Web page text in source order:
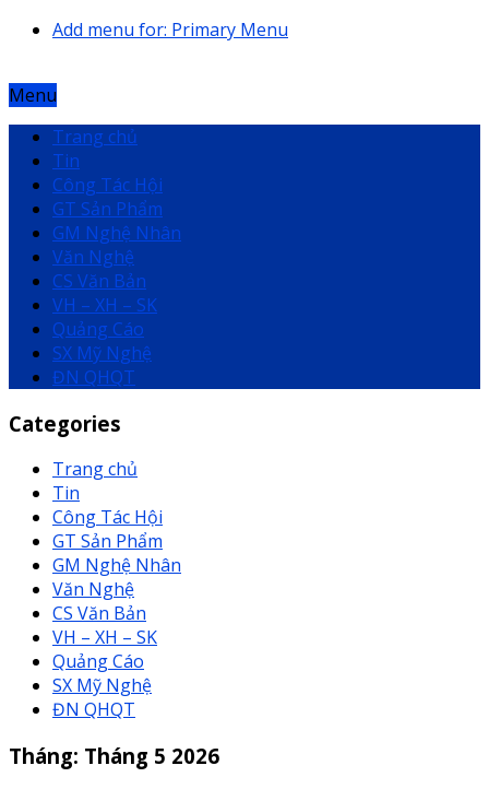
Add menu for: Primary Menu
Menu
Trang chủ
Tin
Công Tác Hội
GT Sản Phẩm
GM Nghệ Nhân
Văn Nghệ
CS Văn Bản
VH – XH – SK
Quảng Cáo
SX Mỹ Nghệ
ĐN QHQT
Categories
Trang chủ
Tin
Công Tác Hội
GT Sản Phẩm
GM Nghệ Nhân
Văn Nghệ
CS Văn Bản
VH – XH – SK
Quảng Cáo
SX Mỹ Nghệ
ĐN QHQT
Tháng: Tháng 5 2026